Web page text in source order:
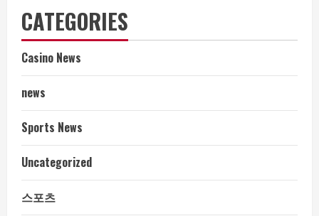
CATEGORIES
Casino News
news
Sports News
Uncategorized
스포츠